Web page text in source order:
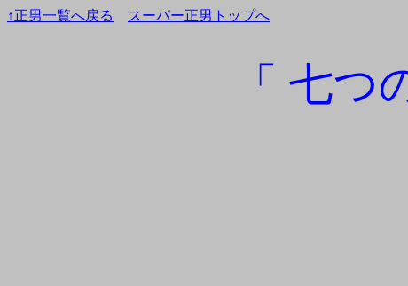
↑正男一覧へ戻る スーパー正男トップへ
「 七